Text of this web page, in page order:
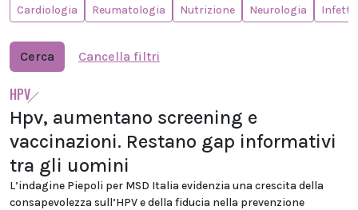
Cardiologia Reumatologia Nutrizione Neurologia
Cerca Cancella filtri
HPV
Hpv, aumentano screening e
vaccinazioni. Restano gap informativi
tra gli uomini
L’indagine Piepoli per MSD Italia evidenzia una crescita della
consapevolezza sull’HPV e della fiducia nella prevenzione